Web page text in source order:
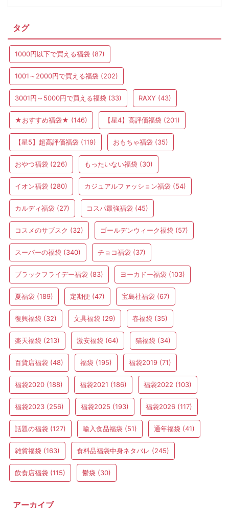
タグ
1000円以下で買える福袋 (87)
1001～2000円で買える福袋 (202)
3001円～5000円で買える福袋 (33) RAXY (43)
★おすすめ福袋★ (146) 【星4】高評価福袋 (201)
【星5】超高評価福袋 (119) おもちゃ福袋 (35)
おやつ福袋 (226) もったいない福袋 (30)
イオン福袋 (280) カジュアルファッション福袋 (54)
カルディ福袋 (27) コスパ最強福袋 (45)
コスメのサブスク (32) ゴールデンウィーク福袋 (57)
スーパーの福袋 (340) チョコ福袋 (37)
ブラックフライデー福袋 (83) ヨーカドー福袋 (103)
夏福袋 (189) 定期便 (47) 宝島社福袋 (67)
復興福袋 (32) 文具福袋 (29) 春福袋 (35)
楽天福袋 (213) 激安福袋 (64) 猫福袋 (34)
百貨店福袋 (48) 福袋 (195) 福袋2019 (71)
福袋2020 (188) 福袋2021 (186) 福袋2022 (103)
福袋2023 (256) 福袋2025 (193) 福袋2026 (117)
話題の福袋 (127) 輸入食品福袋 (51) 通年福袋 (41)
雑貨福袋 (163) 食料品福袋中身ネタバレ (245)
飲食店福袋 (115) 鬱袋 (30)
アーカイブ